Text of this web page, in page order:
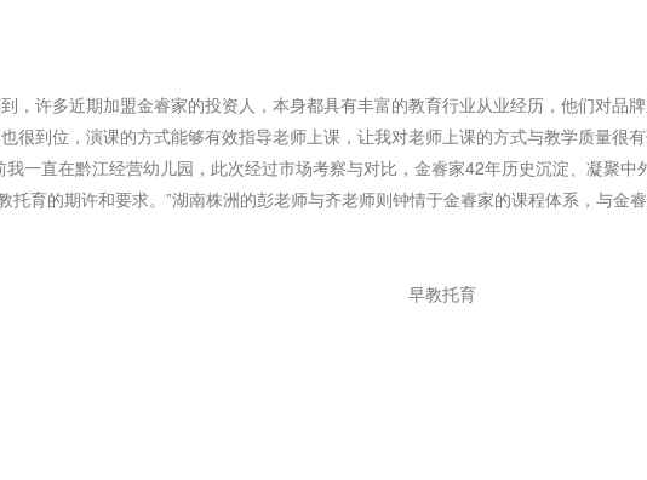
许多近期加盟金睿家的投资人，本身都具有丰富的教育行业从业经历，他们对品
很到位，演课的方式能够有效指导老师上课，让我对老师上课的方式与教学质量很
直在黔江经营幼儿园，此次经过市场考察与对比，金睿家42年历史沉淀、凝聚中
托育的期许和要求。”湖南株洲的彭老师与齐老师则钟情于金睿家的课程体系，与